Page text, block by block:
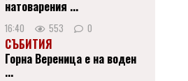
натоварения ...
16:40 553 0
СЪБИТИЯ
Горна Вереница е на воден
...